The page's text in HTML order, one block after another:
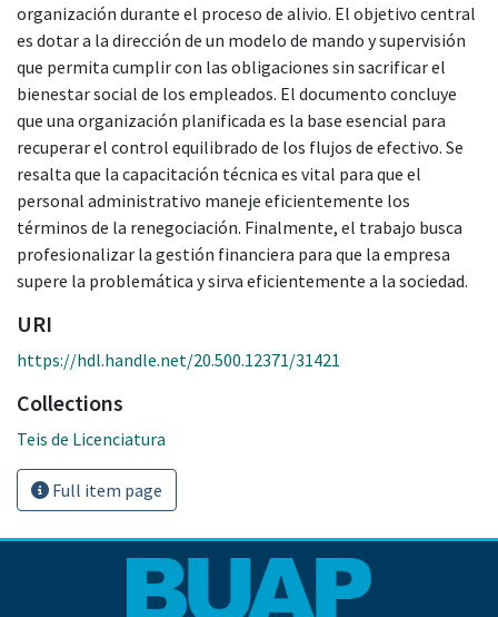
organización durante el proceso de alivio. El objetivo central
es dotar a la dirección de un modelo de mando y supervisión
que permita cumplir con las obligaciones sin sacrificar el
bienestar social de los empleados. El documento concluye
que una organización planificada es la base esencial para
recuperar el control equilibrado de los flujos de efectivo. Se
resalta que la capacitación técnica es vital para que el
personal administrativo maneje eficientemente los
términos de la renegociación. Finalmente, el trabajo busca
profesionalizar la gestión financiera para que la empresa
supere la problemática y sirva eficientemente a la sociedad.
URI
https://hdl.handle.net/20.500.12371/31421
Collections
Teis de Licenciatura
Full item page